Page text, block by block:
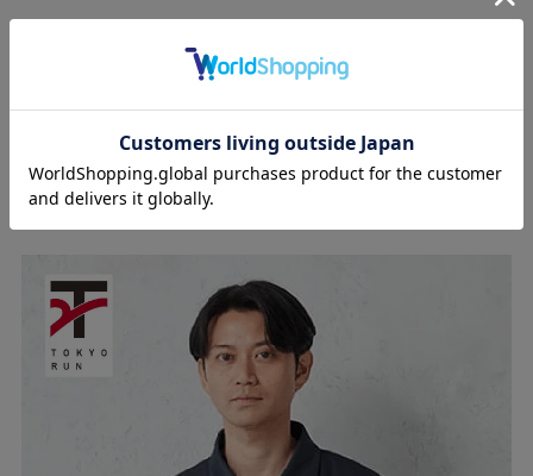
商品を見る
COOL CORE 半袖ビズポロ